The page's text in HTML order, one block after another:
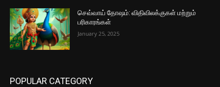
செவ்வாய் தோஷம்: விதிவிலக்குகள் மற்றும்
பரிகாரங்கள்
January 25, 2025
POPULAR CATEGORY